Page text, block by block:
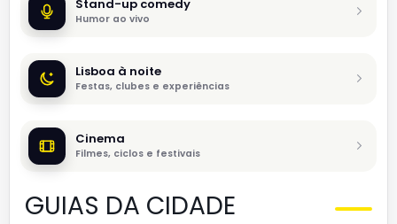
Stand-up comedy
Humor ao vivo
Lisboa à noite
Festas, clubes e experiências
Cinema
Filmes, ciclos e festivais
GUIAS DA CIDADE